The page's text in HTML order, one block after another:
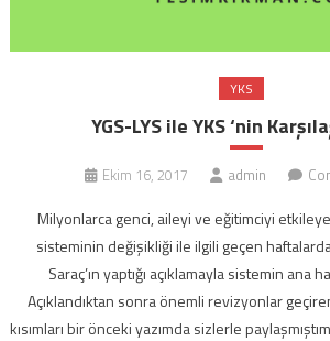
YKS
YGS-LYS ile YKS ‘nin
Ekim 16, 2017 admin
Milyonlarca genci, aileyi ve eğitimciyi
sisteminin değişikliği ile ilgili geçen haftalarda
Saraç’ın yaptığı açıklamayla sistemin ana
Açıklandıktan sonra önemli revizyonlar
kısımları bir önceki yazımda sizlerle